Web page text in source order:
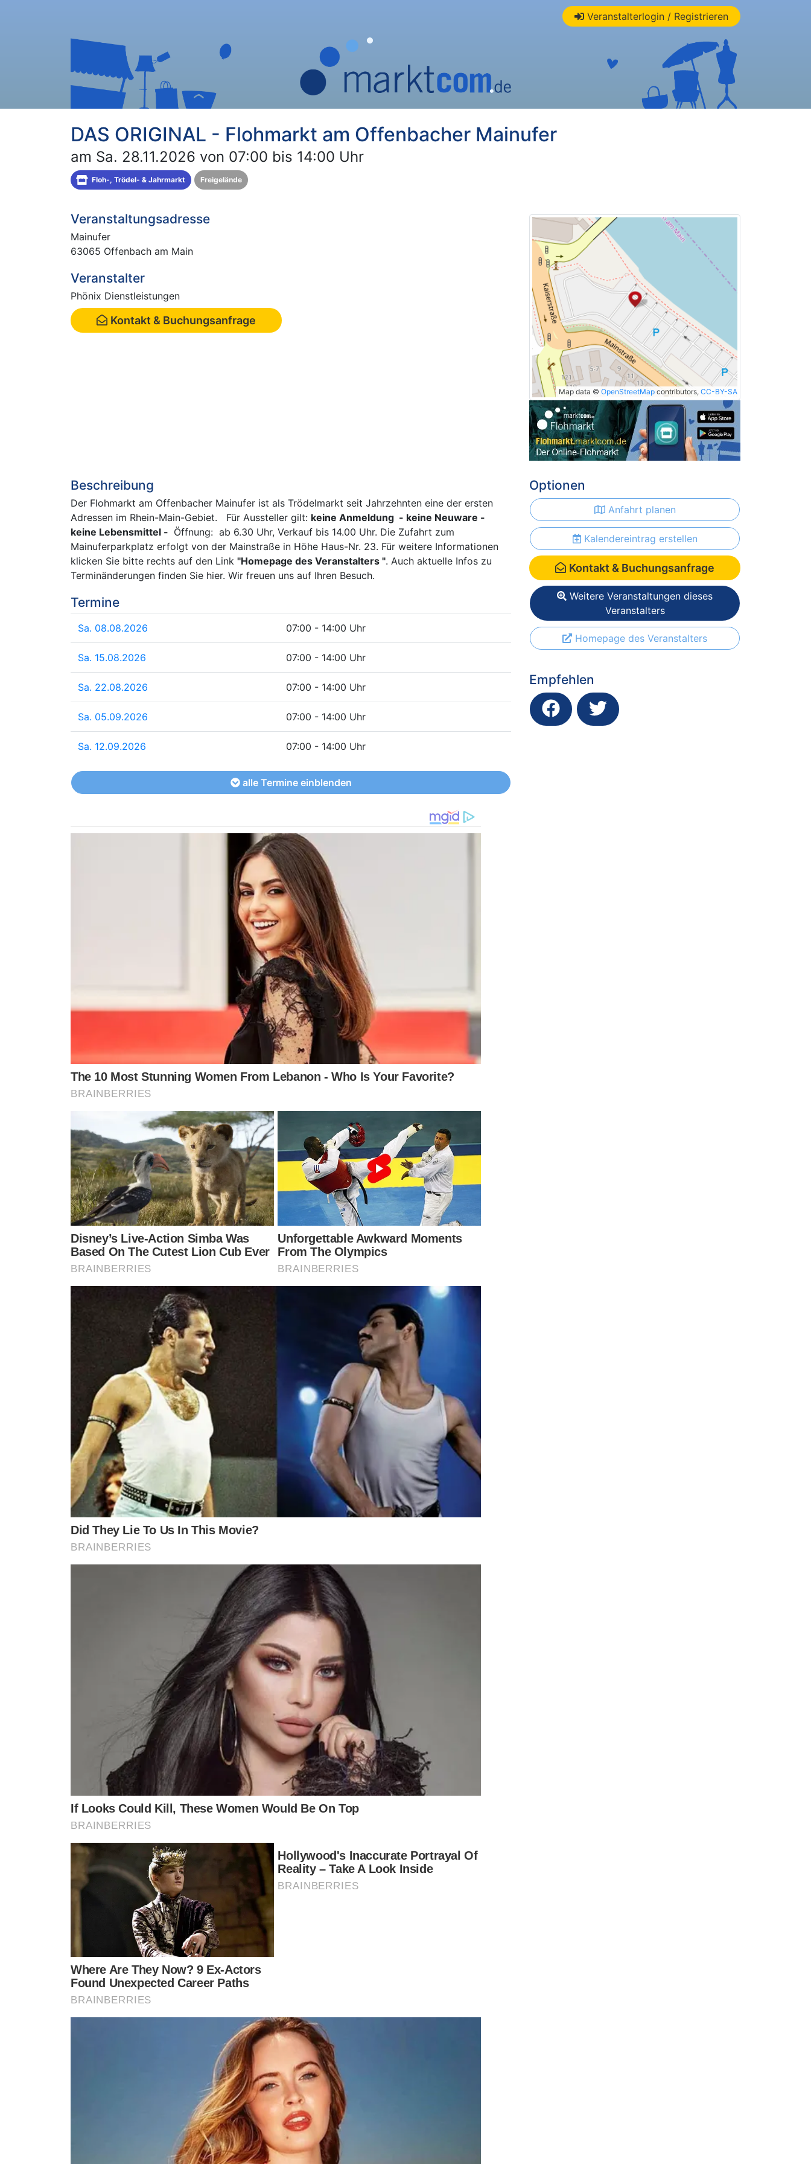
Veranstalterlogin / Registrieren
DAS ORIGINAL - Flohmarkt am Offenbacher Mainufer
am Sa. 28.11.2026 von 07:00 bis 14:00 Uhr
Floh-, Trödel- & Jahrmarkt Freigelände
Veranstaltungsadresse
Mainufer
63065 Offenbach am Main
Veranstalter
Phönix Dienstleistungen
Kontakt & Buchungsanfrage
Map data © OpenStreetMap contributors, CC-BY-SA
Beschreibung
Der Flohmarkt am Offenbacher Mainufer ist als Trödelmarkt seit Jahrzehnten eine der ersten
Adressen im Rhein-Main-Gebiet. Für Aussteller gilt: keine Anmeldung - keine Neuware -
keine Lebensmittel - Öffnung: ab 6.30 Uhr, Verkauf bis 14.00 Uhr. Die Zufahrt zum
Mainuferparkplatz erfolgt von der Mainstraße in Höhe Haus-Nr. 23. Für weitere Informationen
klicken Sie bitte rechts auf den Link "Homepage des Veranstalters ". Auch aktuelle Infos zu
Terminänderungen finden Sie hier. Wir freuen uns auf Ihren Besuch.
Termine
Sa. 08.08.2026 07:00 - 14:00 Uhr
Sa. 15.08.2026 07:00 - 14:00 Uhr
Sa. 22.08.2026 07:00 - 14:00 Uhr
Sa. 05.09.2026 07:00 - 14:00 Uhr
Sa. 12.09.2026 07:00 - 14:00 Uhr
alle Termine einblenden
Optionen
Anfahrt planen
Kalendereintrag erstellen
Kontakt & Buchungsanfrage
Weitere Veranstaltungen dieses
Veranstalters
Homepage des Veranstalters
Empfehlen